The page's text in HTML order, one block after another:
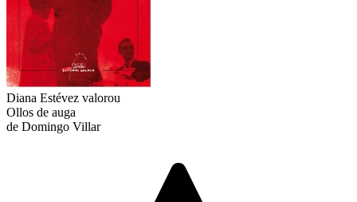
Diana Estévez valorou
Ollos de auga
de Domingo Villar